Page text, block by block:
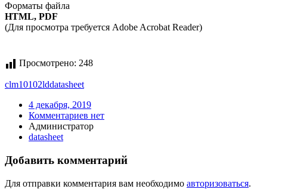
Форматы файла
HTML, PDF
(Для просмотра требуется Adobe Acrobat Reader)
Просмотрено: 248
clm10102lddatasheet
4 декабря, 2019
Комментариев нет
Администратор
datasheet
Добавить комментарий
Для отправки комментария вам необходимо авторизоваться.